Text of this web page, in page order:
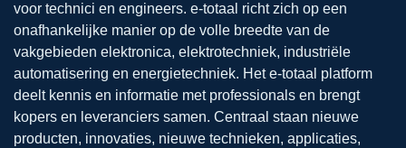
voor technici en engineers. e-totaal richt zich op een
onafhankelijke manier op de volle breedte van de
vakgebieden elektronica, elektrotechniek, industriële
automatisering en energietechniek. Het e-totaal platform
deelt kennis en informatie met professionals en brengt
kopers en leveranciers samen. Centraal staan nieuwe
producten, innovaties, nieuwe technieken, applicaties,